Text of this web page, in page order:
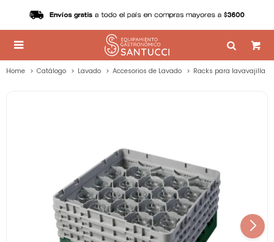

Home Catálogo Lavado Accesorios de Lavado Racks para lavavajilla